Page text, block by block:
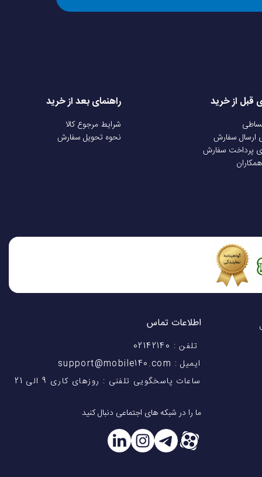
قبل از خرید
ارسال سفارش
پرداخت سفارش
راهنمای بعد از خرید
شرایط مرجوع کالا
نحوه تحویل سفارش
شماست! با 28 سال
اطلاعات تماس
تلفن : 02142140
ایمیل : support@mobile140.com
ساعات پاسخگویی تلفنی : روزهای کاری 9 الی 21
ما را در شبکه های اجتماعی دنبال کنید